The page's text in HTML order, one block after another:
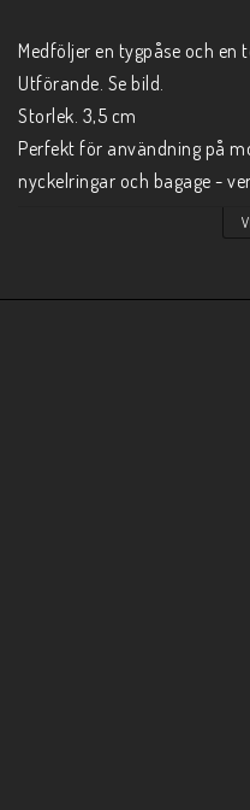
Medföljer en tygpåse och en
Utförande. Se bild.
Storlek. 3,5 cm
Perfekt för användning på
nyckelringar och bagage -